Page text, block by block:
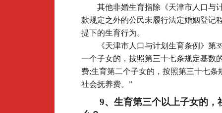
其他非婚生育指除《天津市人口与
款规定之外的公民未履行法定婚姻登记
提下的生育行为。
《天津市人口与计划生育条例》第
一个子女的，按照第三十七条规定基数
费;生育第二个子女的，按照第三十七
社会抚养费。”
9、生育第三个以上子女的